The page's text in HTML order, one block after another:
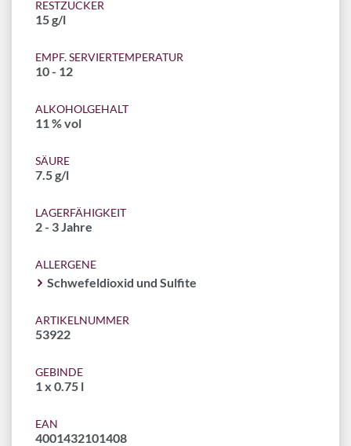
RESTZUCKER
15 g/l
EMPF. SERVIERTEMPERATUR
10 - 12
ALKOHOLGEHALT
11 % vol
SÄURE
7.5 g/l
LAGERFÄHIGKEIT
2 - 3 Jahre
ALLERGENE
Schwefeldioxid und Sulfite
ARTIKELNUMMER
53922
GEBINDE
1 x 0.75 l
EAN
4001432101408